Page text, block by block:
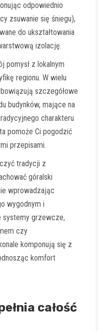
odpowiednio
zsuwanie się śniegu),
do ukształtowania
izolację.
pomysł z lokalnym
regionu. W wielu
szczegółowe
budynków, mające na
charakteru
pomoże Ci pogodzić
przepisami.
tradycji z
góralski
wprowadzając
wygodnym i
systemy grzewcze,
czy
komponują się z
komfort
całość